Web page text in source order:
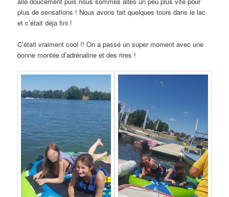
plus de sensations ! Nous avons fait quelques tours dans le lac
et c’était déja fini !
C’était vraiment cool !! On a passé un super moment avec une
bonne montée d’adrénaline et des rires !